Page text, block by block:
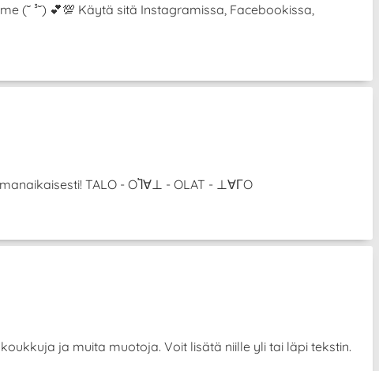
³˘) 💕💯 Käytä sitä Instagramissa, Facebookissa,
TALO - OႨ∀⊥ - OLAT - ⊥∀ΓO
ja muita muotoja. Voit lisätä niille yli tai läpi tekstin.